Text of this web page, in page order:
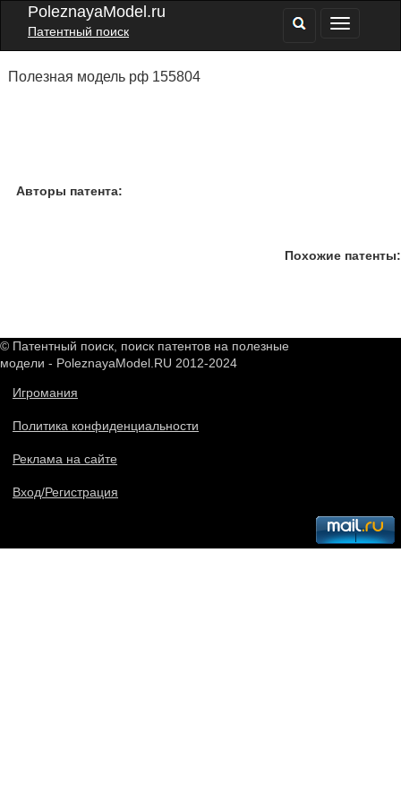
PoleznayaModel.ru
Патентный поиск
Полезная модель рф 155804
Авторы патента:
Похожие патенты:
© Патентный поиск, поиск патентов на полезные
модели - PoleznayaModel.RU 2012-2024
Игромания
Политика конфиденциальности
Реклама на сайте
Вход/Регистрация